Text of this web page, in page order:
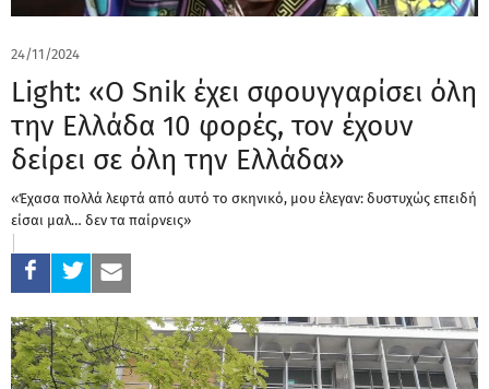
24/11/2024
Light: «Ο Snik έχει σφουγγαρίσει όλη
την Ελλάδα 10 φορές, τον έχουν
δείρει σε όλη την Ελλάδα»
«Έχασα πολλά λεφτά από αυτό το σκηνικό, μου έλεγαν: δυστυχώς επειδή
είσαι μαλ… δεν τα παίρνεις»